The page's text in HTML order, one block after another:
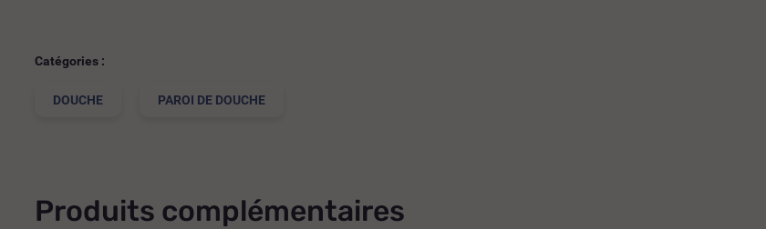
Catégories :
DOUCHE PAROI DE DOUCHE
Produits complémentaires